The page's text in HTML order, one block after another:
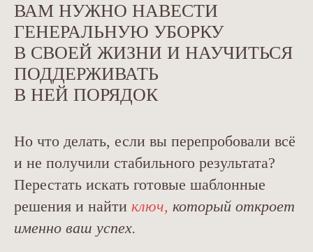
ВАМ НУЖНО НАВЕСТИ
ГЕНЕРАЛЬНУЮ УБОРКУ
В СВОЕЙ ЖИЗНИ И НАУЧИТЬСЯ
ПОДДЕРЖИВАТЬ
В НЕЙ ПОРЯДОК
Но что делать, если вы перепробовали всё
и не получили стабильного результата?
Перестать искать готовые шаблонные
решения и найти ключ, который откроет
именно ваш успех.